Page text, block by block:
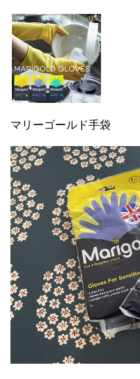
マリーゴールド手袋